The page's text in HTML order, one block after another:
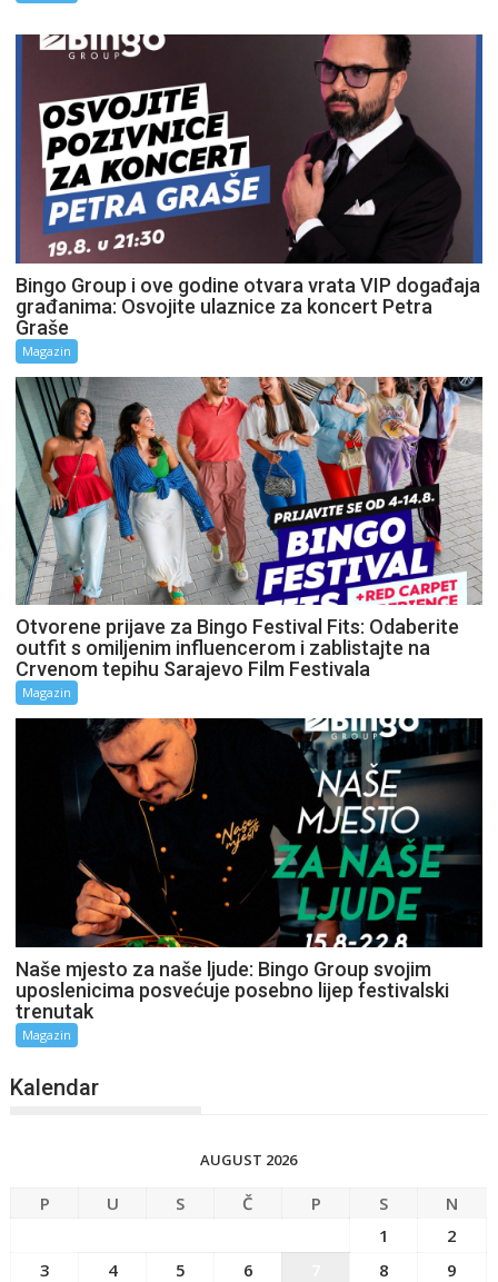
Bingo Group i ove godine otvara vrata VIP događaja
građanima: Osvojite ulaznice za koncert Petra
Graše
Magazin
Otvorene prijave za Bingo Festival Fits: Odaberite
outfit s omiljenim influencerom i zablistajte na
Crvenom tepihu Sarajevo Film Festivala
Magazin
Naše mjesto za naše ljude: Bingo Group svojim
uposlenicima posvećuje posebno lijep festivalski
trenutak
Magazin
Kalendar
AUGUST 2026
P U S Č P S
N
1
2
3
4 5 6 8
9